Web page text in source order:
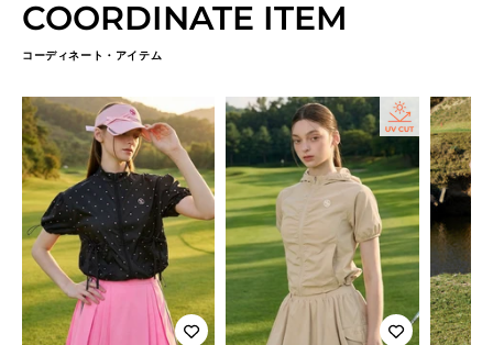
COORDINATE ITEM
コーディネート・アイテム